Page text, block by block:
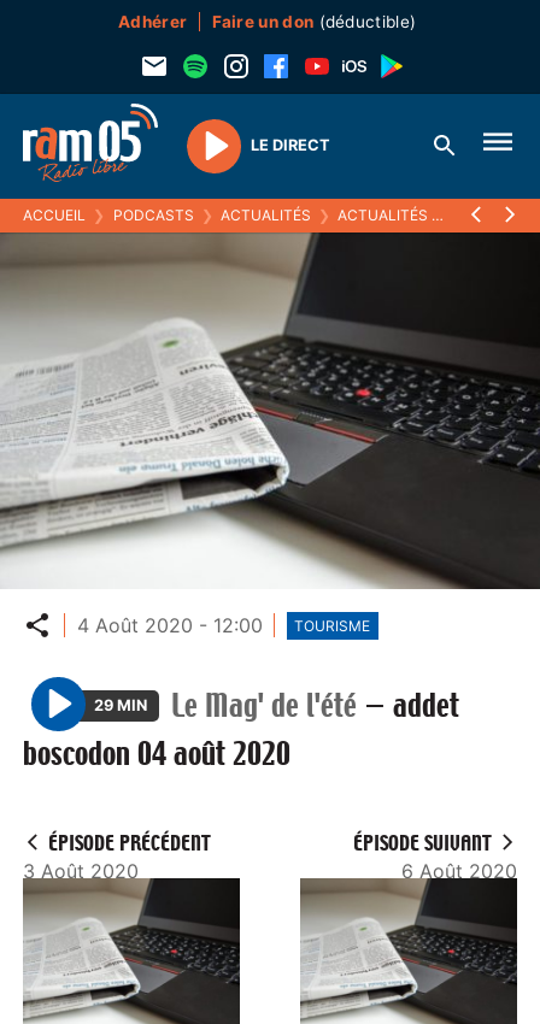
Adhérer Faire un don (déductible)
Play
LE DIRECT
ACCUEIL ❯ PODCASTS ❯ ACTUALITÉS ❯ ACTUALITÉS (ARCHIVES)
Partager
4 Août 2020 - 12:00 TOURISME
P
l
29 MIN Le Mag' de l'été — addet
boscodon 04 août 2020
ÉPISODE PRÉCÉDENT
3 Août 2020
ÉPISODE SUIVANT
6 Août 2020